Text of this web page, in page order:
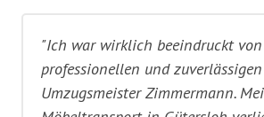
"Ich war wirklich beeindruckt
professionellen und
Umzugsmeister Zimmermann.